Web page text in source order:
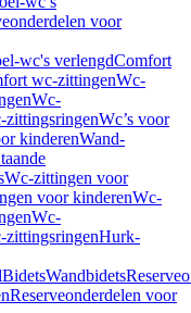
voor
wc's verlengdComfort
wc-zittingenWc-
Wc-
zittingsringenWc’s voor
kinderenWand-
Wc-zittingen voor
voor kinderenWc-
Wc-
zittingsringenHurk-
BidetsWandbidets
Reserveonderdelen voor